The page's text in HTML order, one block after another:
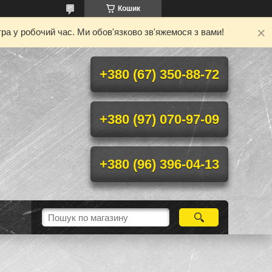
Кошик
у робочий час. Ми обов'язково зв'яжемося з вами!
+380 (67) 350-88-72
+380 (97) 070-97-09
+380 (96) 396-04-13